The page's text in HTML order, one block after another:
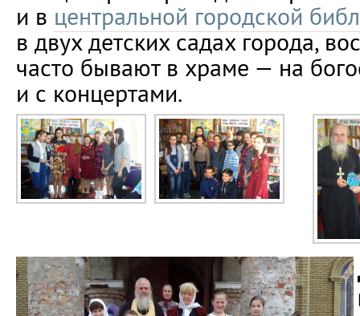
и в центральной городской
в двух детских садах города,
часто бывают в храме — на
и с концертами.